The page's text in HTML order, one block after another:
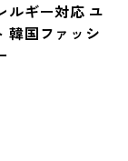
ルギー対応 ユ
韓国ファッシ